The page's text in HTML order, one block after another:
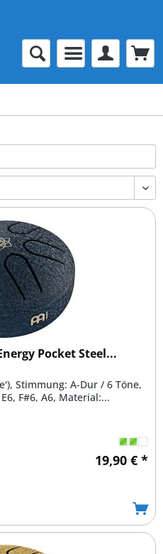
Pocket Steel...
Stimmung: A-Dur / 6 Töne,
F#6, A6, Material:...
19,90 € *